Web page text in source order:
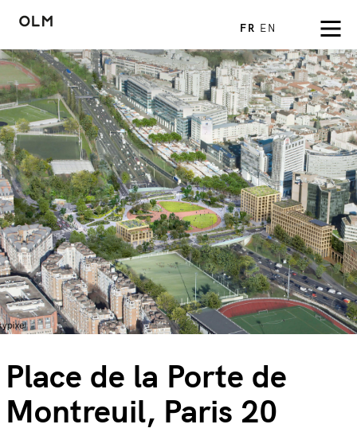
FR EN
Place de la Porte de
Montreuil, Paris 20